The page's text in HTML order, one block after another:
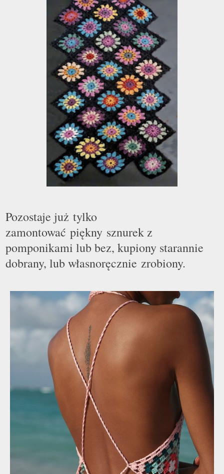
Pozostaje już tylko
zamontować piękny sznurek z
pomponikami lub bez, kupiony starannie
dobrany, lub własnoręcznie zrobiony.